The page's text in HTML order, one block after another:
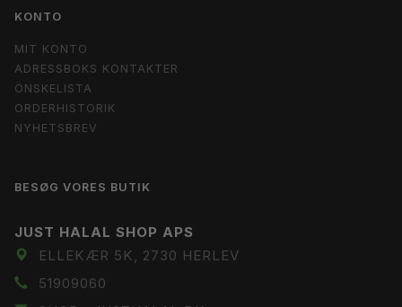
KONTO
MIT KONTO
ADRESSBOKS KONTAKTER
ÖNSKELISTA
ORDERHISTORIK
NYHETSBREV
BESØG VORES BUTIK
JUST HALAL SHOP APS
ELLEKÆR 5K, 2730 HERLEV
51909060